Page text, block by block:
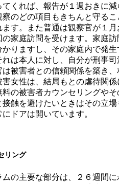
くれば、報告が１週おきに
のどの項目もきちんと守る
す。また普通は観察官が１
の家庭訪問を受けます。家庭
かりますし、その家庭内で発
れは本人に対し、自分が刑事
被害者との信頼関係を築き
女性は、結局もとの虐待関
の被害者カウンセリングや
触を避けたいときはその立
ドアは開いています。
リング
ムの主要な部分は、２６週間に